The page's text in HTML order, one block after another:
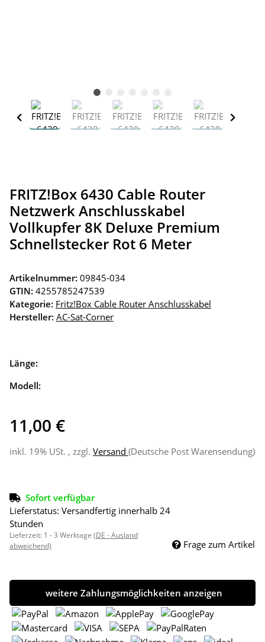
FRITZ!Box 6430 Cable Router
Netzwerk Anschlusskabel
Vollkupfer 8K Deluxe Premium
Schnellstecker Rot 6 Meter
Artikelnummer: 09845-034
GTIN: 4255785247539
Kategorie: Fritz!Box Cable Router Anschlusskabel
Hersteller: AC-Sat-Corner
Länge:
Modell:
11,00 €
inkl. 19% USt. , zzgl. Versand (Deutsche Post Warensendung)
Sofort verfügbar
Lieferstatus: Versandfertig innerhalb 24
Stunden
Lieferzeit: 1 - 3 Werktage (DE - Ausland
abweichend)
Frage zum Artikel
weitere Zahlungsmöglichkeiten anzeigen